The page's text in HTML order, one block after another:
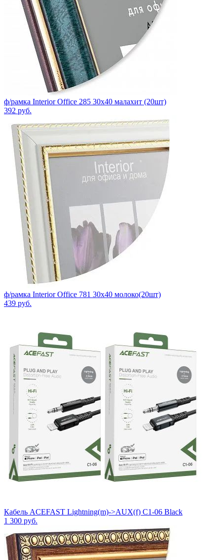
ф/рамка Interior Office 285 30х40 малахит (20шт)
392 руб.
ф/рамка Interior Office 781 30x40 молоко(20шт)
439 руб.
Кабель ACEFAST Lightning(m)->AUX(f) C1-06 Black
1 300 руб.